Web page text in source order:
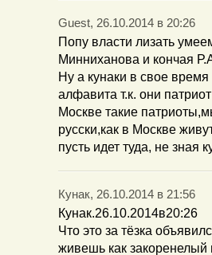
Guest, 26.10.2014 в 20:26
Попу власти лизать
Минниханова и кончая
Ну а кунаки в свое
алфавита т.к. они
Москве такие
русски,как в Москве
пусть идет туда, не зная
Кунак, 26.10.2014 в 21:56
Кунак.26.10.2014в20:26
Что это за тёзка
живешь как